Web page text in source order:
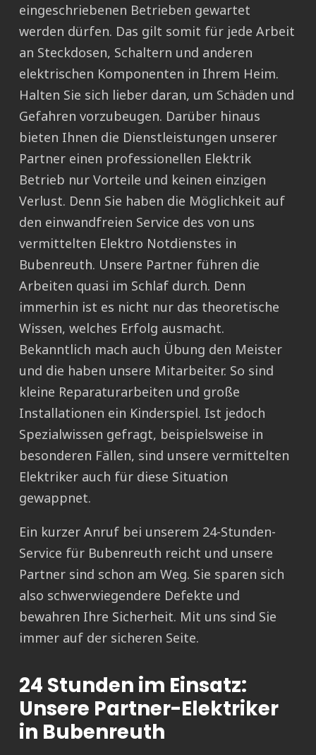
eingeschriebenen Betrieben gewartet
werden dürfen. Das gilt somit für jede Arbeit
an Steckdosen, Schaltern und anderen
elektrischen Komponenten in Ihrem Heim.
Halten Sie sich lieber daran, um Schäden und
Gefahren vorzubeugen. Darüber hinaus
bieten Ihnen die Dienstleistungen unserer
Partner einen professionellen Elektrik
Betrieb nur Vorteile und keinen einzigen
Verlust. Denn Sie haben die Möglichkeit auf
den einwandfreien Service des von uns
vermittelten Elektro Notdienstes in
Bubenreuth. Unsere Partner führen die
Arbeiten quasi im Schlaf durch. Denn
immerhin ist es nicht nur das theoretische
Wissen, welches Erfolg ausmacht.
Bekanntlich mach auch Übung den Meister
und die haben unsere Mitarbeiter. So sind
kleine Reparaturarbeiten und große
Installationen ein Kinderspiel. Ist jedoch
Spezialwissen gefragt, beispielsweise in
besonderen Fällen, sind unsere vermittelten
Elektriker auch für diese Situation
gewappnet.
Ein kurzer Anruf bei unserem 24-Stunden-
Service für Bubenreuth reicht und unsere
Partner sind schon am Weg. Sie sparen sich
also schwerwiegendere Defekte und
bewahren Ihre Sicherheit. Mit uns sind Sie
immer auf der sicheren Seite.
24 Stunden im Einsatz:
Unsere Partner-Elektriker
in Bubenreuth